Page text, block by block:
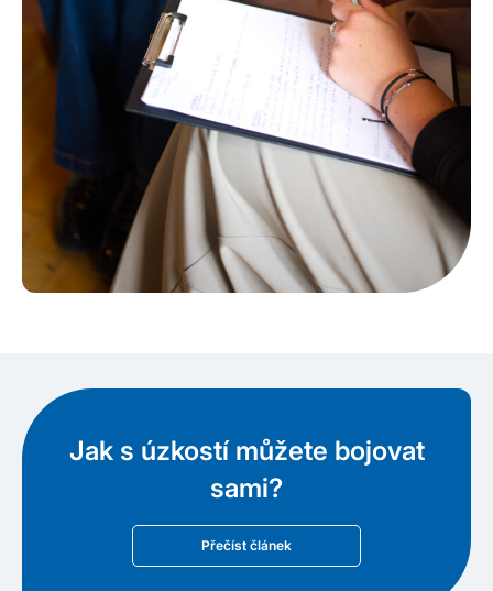
Jak s úzkostí můžete bojovat
sami?
Přečíst článek